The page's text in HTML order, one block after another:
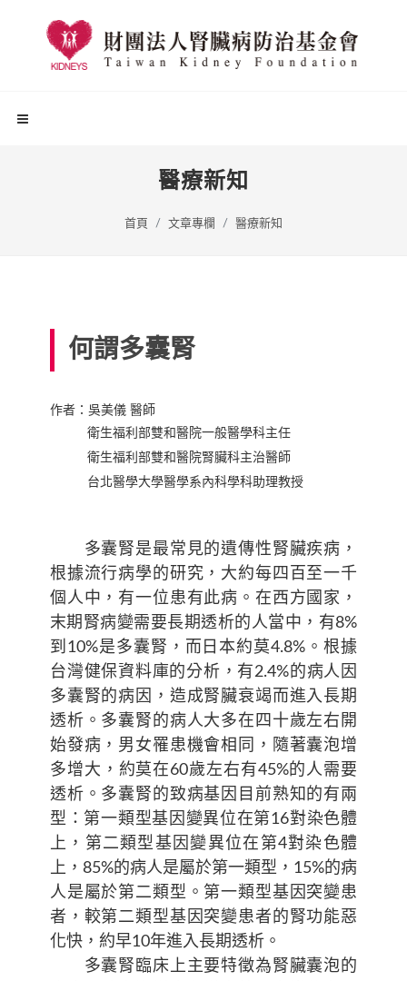
醫療新知
首頁 文章專欄 醫療新知
何謂多囊腎
作者：吳美儀 醫師
衛生福利部雙和醫院一般醫學科主任
衛生福利部雙和醫院腎臟科主治醫師
台北醫學大學醫學系內科學科助理教授
多囊腎是最常見的遺傳性腎臟疾病，
根據流行病學的研究，大約每四百至一千
個人中，有一位患有此病。在西方國家，
末期腎病變需要長期透析的人當中，有8%
到10%是多囊腎，而日本約莫4.8%。根據
台灣健保資料庫的分析，有2.4%的病人因
多囊腎的病因，造成腎臟衰竭而進入長期
透析。多囊腎的病人大多在四十歲左右開
始發病，男女罹患機會相同，隨著囊泡增
多增大，約莫在60歲左右有45%的人需要
透析。多囊腎的致病基因目前熟知的有兩
型：第一類型基因變異位在第16對染色體
上，第二類型基因變異位在第4對染色體
上，85%的病人是屬於第一類型，15%的病
人是屬於第二類型。第一類型基因突變患
者，較第二類型基因突變患者的腎功能惡
化快，約早10年進入長期透析。
多囊腎臨床上主要特徵為腎臟囊泡的